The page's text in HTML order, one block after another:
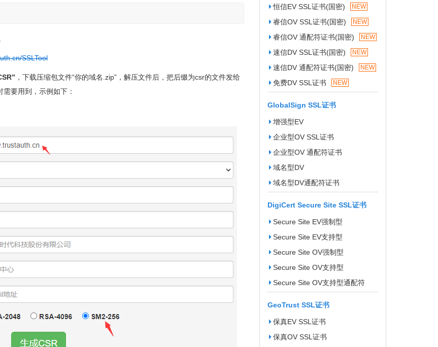
SSLTool
，下载压缩包文件“你的域名.zip”，解压文件后，把后缀为csr的文件发给
要用到，示例如下：
恒信EV SSL证书(国密)
NEW
睿信OV SSL证书(国密) NEW
睿信OV 通配符证书(国密) NEW
速信DV SSL证书(国密) NEW
速信DV 通配符证书(国密) NEW
免费DV SSL证书 NEW
GlobalSign SSL证书
增强型EV
企业型OV SSL证书
企业型OV 通配符证书
域名型DV
域名型DV通配符证书
DigiCert Secure Site SSL证书
Secure Site EV强制型
Secure Site EV支持型
Secure Site OV强制型
Secure Site OV支持型
Secure Site OV支持型通配符
GeoTrust SSL证书
保真EV SSL证书
保真OV SSL证书